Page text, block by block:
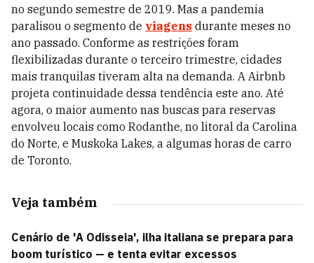
no segundo semestre de 2019. Mas a pandemia
paralisou o segmento de viagens durante meses no
ano passado. Conforme as restrições foram
flexibilizadas durante o terceiro trimestre, cidades
mais tranquilas tiveram alta na demanda. A Airbnb
projeta continuidade dessa tendência este ano. Até
agora, o maior aumento nas buscas para reservas
envolveu locais como Rodanthe, no litoral da Carolina
do Norte, e Muskoka Lakes, a algumas horas de carro
de Toronto.
Veja também
Cenário de 'A Odisseia', ilha italiana se prepara para
boom turístico — e tenta evitar excessos